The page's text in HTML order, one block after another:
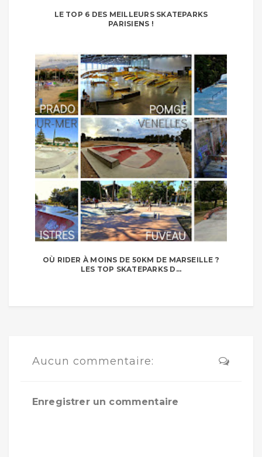
LE TOP 6 DES MEILLEURS SKATEPARKS
PARISIENS !
OÙ RIDER À MOINS DE 50KM DE MARSEILLE ?
LES TOP SKATEPARKS D...
Aucun commentaire:
Enregistrer un commentaire